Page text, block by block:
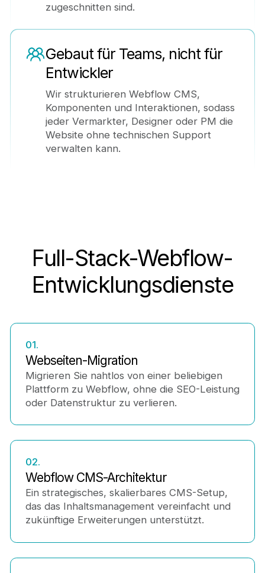
zugeschnitten sind.
Gebaut für Teams, nicht für
Entwickler
Wir strukturieren Webflow CMS,
Komponenten und Interaktionen, sodass
jeder Vermarkter, Designer oder PM die
Website ohne technischen Support
verwalten kann.
Full-Stack-Webflow-
Entwicklungsdienste
01.
Webseiten-Migration
Migrieren Sie nahtlos von einer beliebigen
Plattform zu Webflow, ohne die SEO-Leistung
oder Datenstruktur zu verlieren.
02.
Webflow CMS-Architektur
Ein strategisches, skalierbares CMS-Setup,
das das Inhaltsmanagement vereinfacht und
zukünftige Erweiterungen unterstützt.